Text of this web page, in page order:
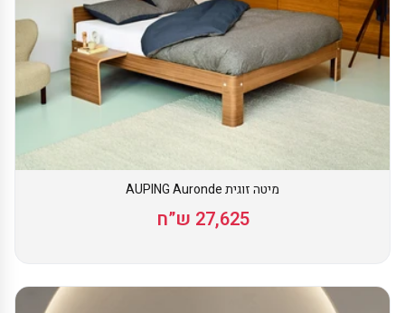
מיטה זוגית AUPING Auronde
27,625 ש”ח